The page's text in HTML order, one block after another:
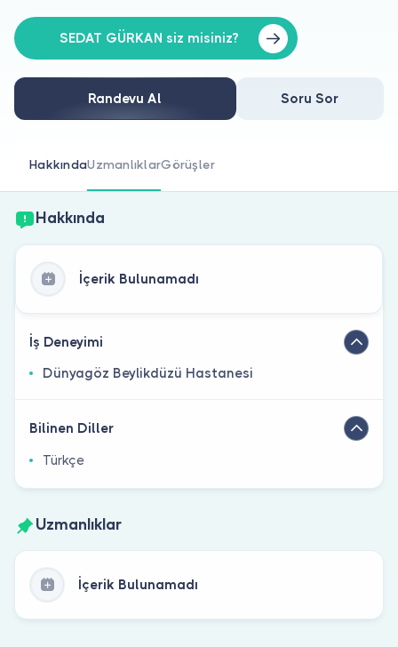
Doktorlar için
Doktor musunuz?
SEDAT GÜRKAN siz misiniz?
Randevu Al Soru Sor
HakkındaUzmanlıklarGörüşler
Hakkında
İçerik Bulunamadı
İş Deneyimi
Dünyagöz Beylikdüzü Hastanesi
Bilinen Diller
Türkçe
Uzmanlıklar
İçerik Bulunamadı